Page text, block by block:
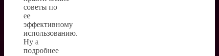
советы по
ее
эффективному
использованию.
Ну а
подробнее